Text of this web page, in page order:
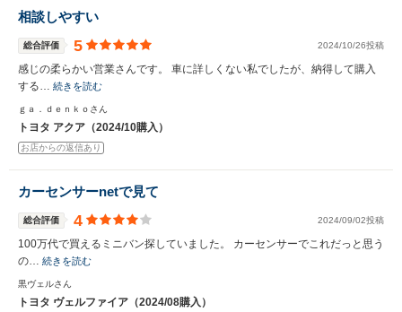
相談しやすい
総合評価 5 2024/10/26投稿
感じの柔らかい営業さんです。 車に詳しくない私でしたが、納得して購入
する… 続きを読む
ｇａ．ｄｅｎｋｏさん
トヨタ アクア（2024/10購入）
お店からの返信あり
カーセンサーnetで見て
総合評価 4 2024/09/02投稿
100万代で買えるミニバン探していました。 カーセンサーでこれだっと思う
の… 続きを読む
黒ヴェルさん
トヨタ ヴェルファイア（2024/08購入）